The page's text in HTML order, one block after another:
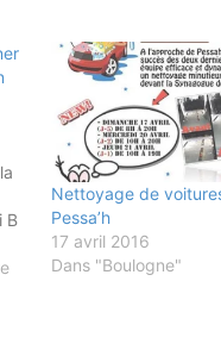
B
Nettoyage de
Pessa’h
17 avril 2016
Dans "Boulogne"